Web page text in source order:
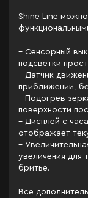
Shine Line
– Сенсорный
подсветки
– Датчик
приближении,
– Подогрев
поверхности
– Дисплей с
отображает
–
увеличения для
бритье.
Все